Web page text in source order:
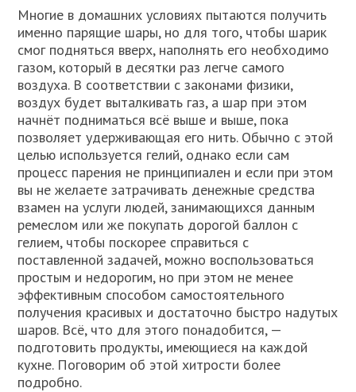
Многие в домашних условиях пытаются получить
именно парящие шары, но для того, чтобы шарик
смог подняться вверх, наполнять его необходимо
газом, который в десятки раз легче самого
воздуха. В соответствии с законами физики,
воздух будет выталкивать газ, а шар при этом
начнёт подниматься всё выше и выше, пока
позволяет удерживающая его нить. Обычно с этой
целью используется гелий, однако если сам
процесс парения не принципиален и если при этом
вы не желаете затрачивать денежные средства
взамен на услуги людей, занимающихся данным
ремеслом или же покупать дорогой баллон с
гелием, чтобы поскорее справиться с
поставленной задачей, можно воспользоваться
простым и недорогим, но при этом не менее
эффективным способом самостоятельного
получения красивых и достаточно быстро надутых
шаров. Всё, что для этого понадобится, —
подготовить продукты, имеющиеся на каждой
кухне. Поговорим об этой хитрости более
подробно.